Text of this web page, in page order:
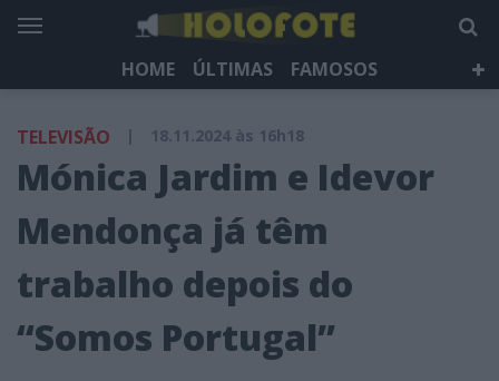
HOME ÚLTIMAS
FAMOSOS
HOLOFOTE TV
NEWSLETTER
TELEVISÃO | 18.11.2024 às 16h18
Mónica Jardim e Idevor
Mendonça já têm
trabalho depois do
“Somos Portugal”